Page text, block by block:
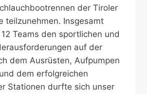
der Tiroler
teilzunehmen. Insgesamt
Teams den sportlichen und
auf der
dem Ausrüsten, Aufpumpen
dem erfolgreichen
Stationen durfte sich unser